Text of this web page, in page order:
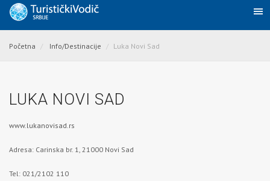
Početna Info/Destinacije Luka Novi Sad
LUKA NOVI SAD
www.lukanovisad.rs
Adresa: Carinska br. 1, 21000 Novi Sad
Tel: 021/2102 110